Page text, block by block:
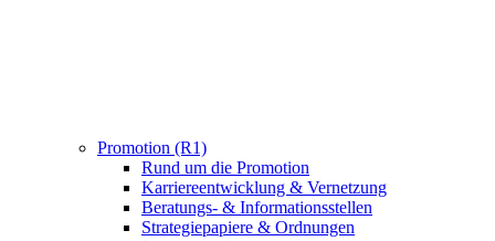
Promotion (R1)
Rund um die Promotion
Karriereentwicklung & Vernetzung
Beratungs- & Informationsstellen
Strategiepapiere & Ordnungen